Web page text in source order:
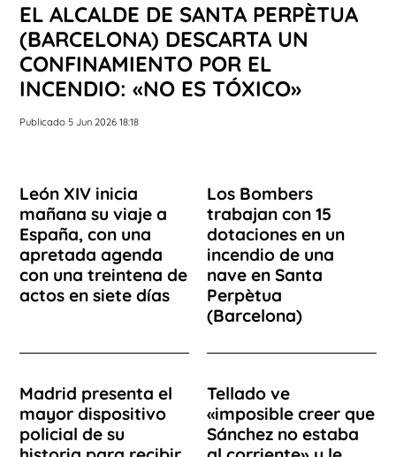
EL ALCALDE DE SANTA PERPÈTUA
(BARCELONA) DESCARTA UN
CONFINAMIENTO POR EL
INCENDIO: «NO ES TÓXICO»
Publicado 5 Jun 2026 18:18
León XIV inicia
mañana su viaje a
España, con una
apretada agenda
con una treintena de
actos en siete días
Los Bombers
trabajan con 15
dotaciones en un
incendio de una
nave en Santa
Perpètua
(Barcelona)
Madrid presenta el
mayor dispositivo
policial de su
Tellado ve
«imposible creer que
Sánchez no estaba